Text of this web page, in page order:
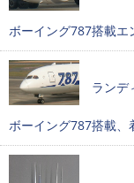
ボーイング787搭載エ
ランデ
ボーイング787搭載、